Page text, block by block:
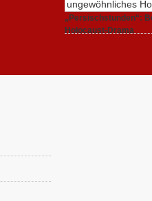
„Persischstunden“:
Holocaust-Drama